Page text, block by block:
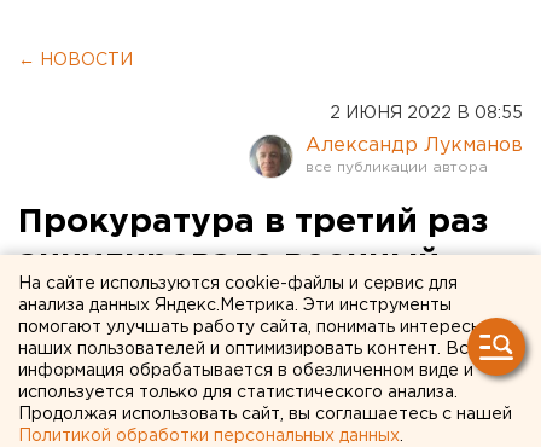
← НОВОСТИ
2 ИЮНЯ 2022 В 08:55
Александр Лукманов
Прокуратура в третий раз
аннулировала военный
билет у свердловского
мэра
На сайте используются cookie-файлы и сервис для
анализа данных Яндекс.Метрика. Эти инструменты
помогают улучшать работу сайта, понимать интересы
наших пользователей и оптимизировать контент. Вся
информация обрабатывается в обезличенном виде и
используется только для статистического анализа.
Продолжая использовать сайт, вы соглашаетесь с нашей
Политикой обработки персональных данных